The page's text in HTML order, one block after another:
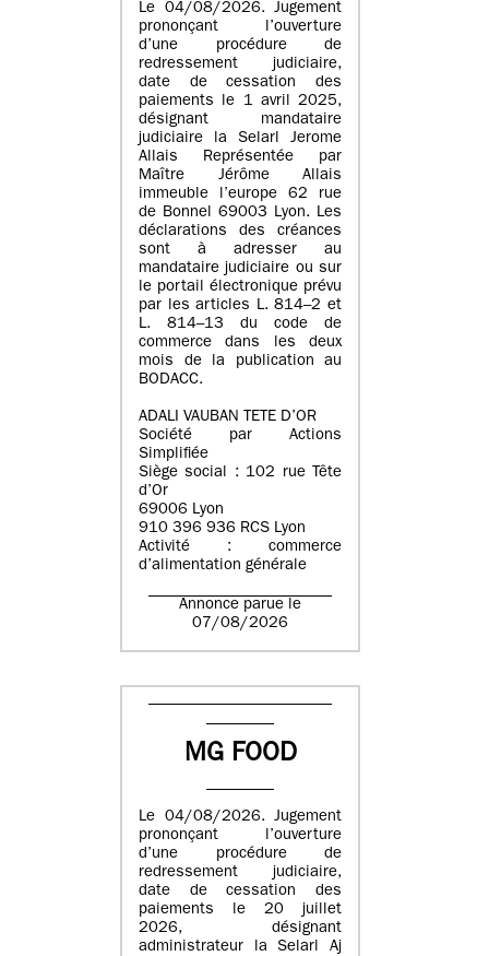
Le 04/08/2026. Jugement
prononçant l’ouverture
d’une procédure de
redressement judiciaire,
date de cessation des
paiements le 1 avril 2025,
désignant mandataire
judiciaire la Selarl Jerome
Allais Représentée par
Maître Jérôme Allais
immeuble l’europe 62 rue
de Bonnel 69003 Lyon. Les
déclarations des créances
sont à adresser au
mandataire judiciaire ou sur
le portail électronique prévu
par les articles L. 814–2 et
L. 814–13 du code de
commerce dans les deux
mois de la publication au
BODACC.
ADALI VAUBAN TETE D’OR
Société par Actions
Simplifiée
Siège social : 102 rue Tête
d’Or
69006 Lyon
910 396 936 RCS Lyon
Activité : commerce
d’alimentation générale
Annonce parue le
07/08/2026
MG FOOD
Le 04/08/2026. Jugement
prononçant l’ouverture
d’une procédure de
redressement judiciaire,
date de cessation des
paiements le 20 juillet
2026, désignant
administrateur la Selarl Aj